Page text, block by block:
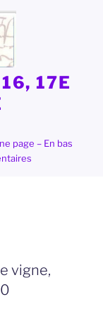
17E
page – En bas
vigne,